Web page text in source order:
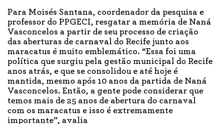
Para Moisés Santana, coordenador da pesquisa e
professor do PPGECI, resgatar a memória de Naná
Vasconcelos a partir de seu processo de criação
das aberturas de carnaval do Recife junto aos
maracatus é muito emblemático. “Essa foi uma
política que surgiu pela gestão municipal do Recife
anos atrás, e que se consolidou e até hoje é
mantida, mesmo após 10 anos da partida de Naná
Vasconcelos. Então, a gente pode considerar que
temos mais de 25 anos de abertura do carnaval
com os maracatus e isso é extremamente
importante”, avalia